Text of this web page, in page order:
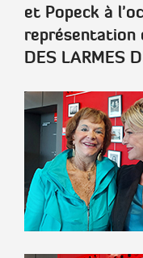
et Popeck à
représentation
DES LARMES